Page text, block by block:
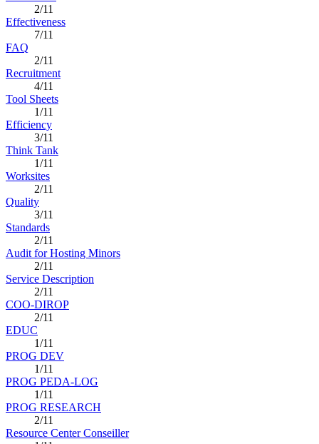
2/11
Effectiveness
7/11
FAQ
2/11
Recruitment
4/11
Tool Sheets
1/11
Efficiency
3/11
Think Tank
1/11
Worksites
2/11
Quality
3/11
Standards
2/11
Audit for Hosting Minors
2/11
Service Description
2/11
COO-DIROP
2/11
EDUC
1/11
PROG DEV
1/11
PROG PEDA-LOG
1/11
PROG RESEARCH
2/11
Resource Center Conseiller